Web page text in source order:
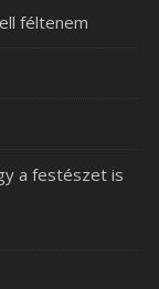
féltenem
a festészet is